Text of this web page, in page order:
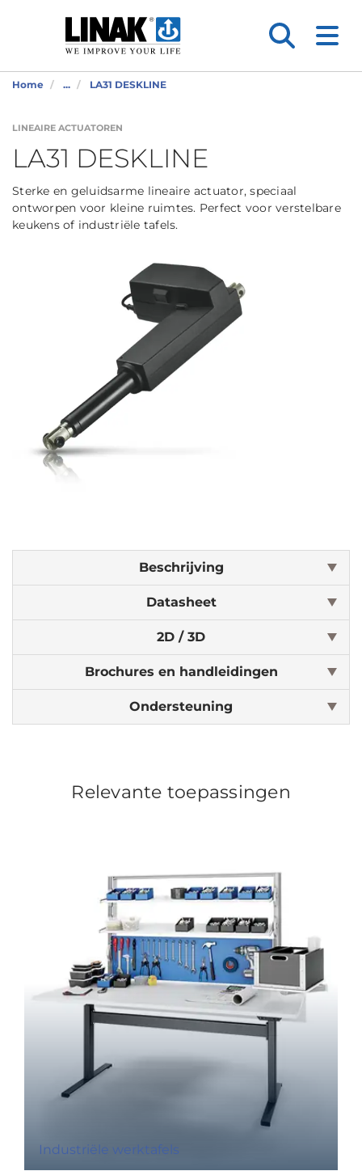
Home ... LA31 DESKLINE
LINEAIRE ACTUATOREN
LA31 DESKLINE
Sterke en geluidsarme lineaire actuator, speciaal
ontworpen voor kleine ruimtes. Perfect voor verstelbare
keukens of industriële tafels.
Beschrijving
Datasheet
2D / 3D
Brochures en handleidingen
Ondersteuning
Relevante toepassingen
Industriële werktafels